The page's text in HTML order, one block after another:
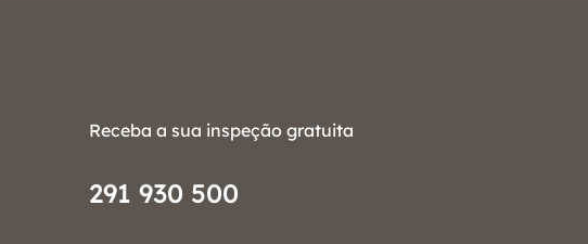
Receba a sua inspeção gratuita
291 930 500